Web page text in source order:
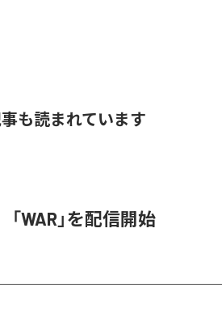
も読まれています
WAR」を配信開始